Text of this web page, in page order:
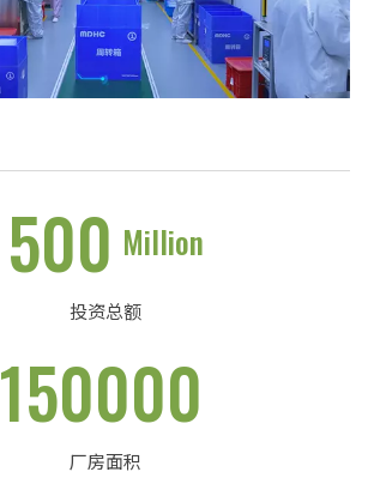
500 Million
投资总额
150000
厂房面积